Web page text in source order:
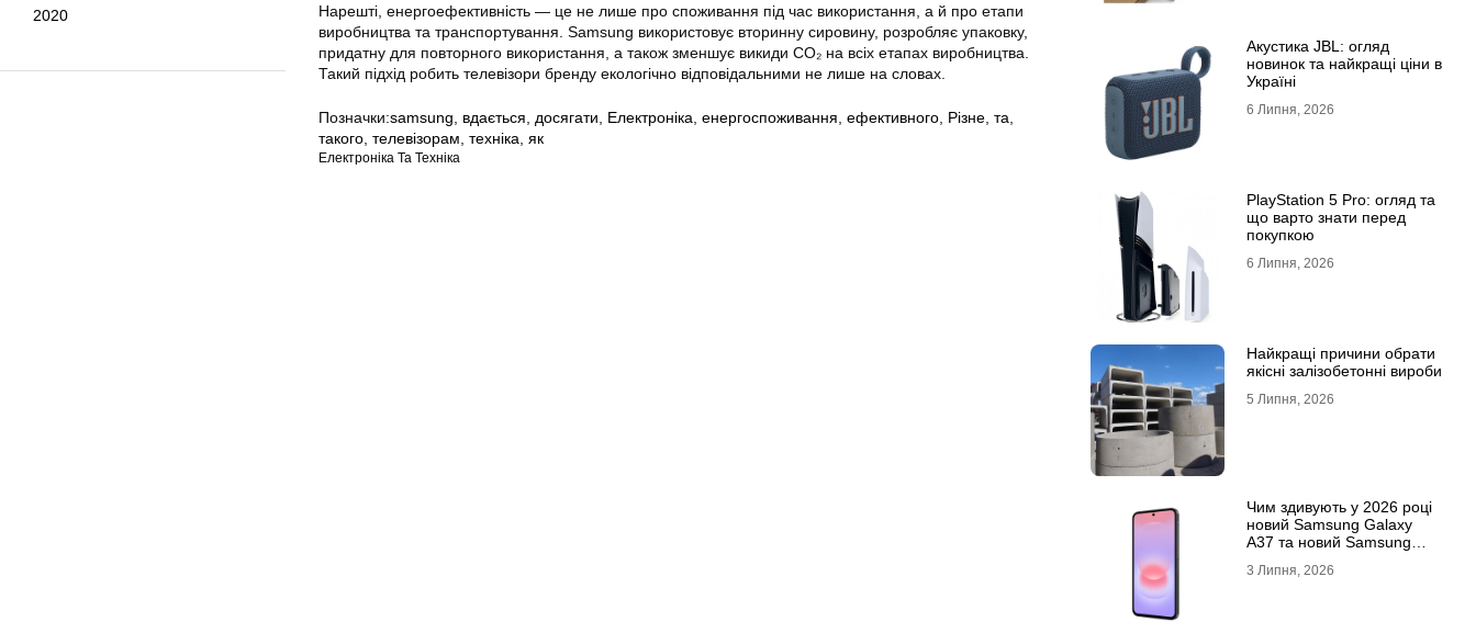
2020
Нарешті, енергоефективність — це не лише про споживання під час використання, а й про етапи
виробництва та транспортування. Samsung використовує вторинну сировину, розробляє упаковку,
придатну для повторного використання, а також зменшує викиди CO₂ на всіх етапах виробництва.
Такий підхід робить телевізори бренду екологічно відповідальними не лише на словах.
Позначки:samsung вдається досягати Електроніка енергоспоживання ефективного Різне та
такого телевізорам техніка як
Електроніка Та Техніка
Акустика JBL: огляд
новинок та найкращі ціни в
Україні
6 Липня, 2026
PlayStation 5 Pro: огляд та
що варто знати перед
покупкою
6 Липня, 2026
Найкращі причини обрати
якісні залізобетонні вироби
5 Липня, 2026
Чим здивують у 2026 році
новий Samsung Galaxy
A37 та новий Samsung
3 Липня, 2026